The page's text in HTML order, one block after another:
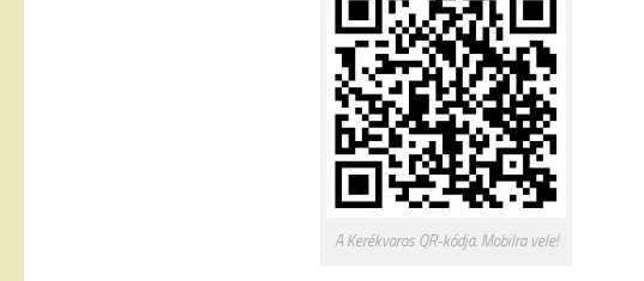
A Kerékvaros QR-kódja. Mobilra vele!